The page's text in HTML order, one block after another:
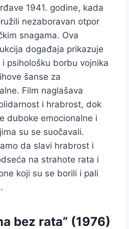
1941. godine, kada
nezaboravan otpor
snagama. Ova
događaja prikazuje
psihološku borbu vojnika
šanse za
Film naglašava
i hrabrost, dok
duboke emocionalne i
su se suočavali.
da slavi hrabrost i
na strahote rata i
koji su se borili i pali
bez rata” (1976)